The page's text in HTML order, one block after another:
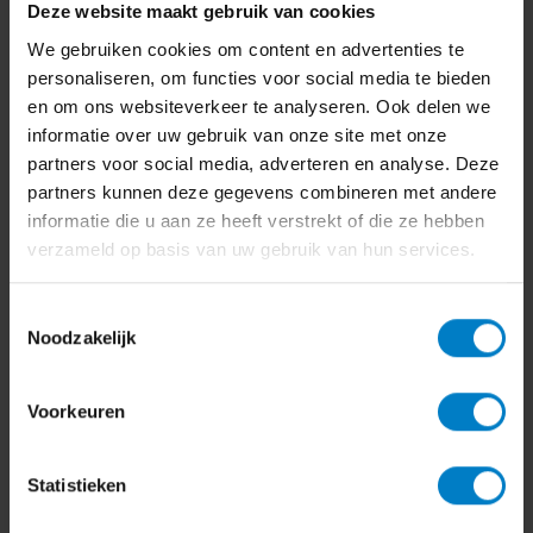
Deze website maakt gebruik van cookies
We gebruiken cookies om content en advertenties te
personaliseren, om functies voor social media te bieden
en om ons websiteverkeer te analyseren. Ook delen we
informatie over uw gebruik van onze site met onze
partners voor social media, adverteren en analyse. Deze
partners kunnen deze gegevens combineren met andere
informatie die u aan ze heeft verstrekt of die ze hebben
verzameld op basis van uw gebruik van hun services.
Noodzakelijk
Voorkeuren
Statistieken